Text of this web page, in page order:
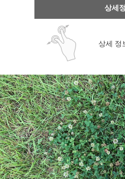
상세
상세 정